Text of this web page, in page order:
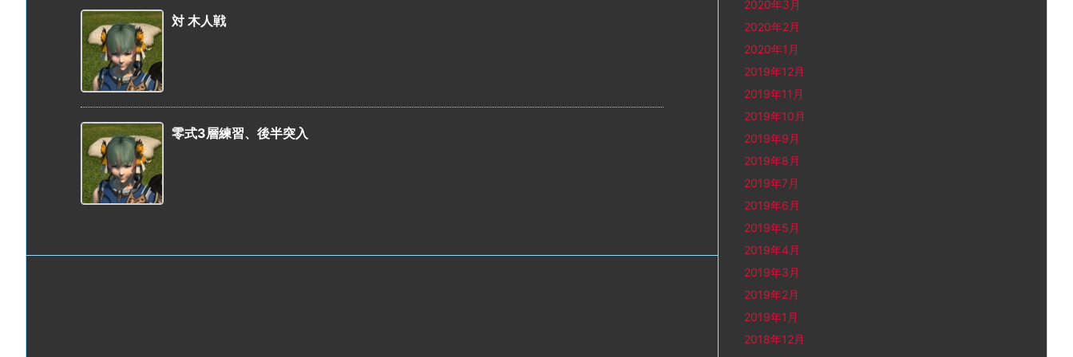
対 木人戦
零式3層練習、後半突入
2020年3月
2020年2月
2020年1月
2019年12月
2019年11月
2019年10月
2019年9月
2019年8月
2019年7月
2019年6月
2019年5月
2019年4月
2019年3月
2019年2月
2019年1月
2018年12月